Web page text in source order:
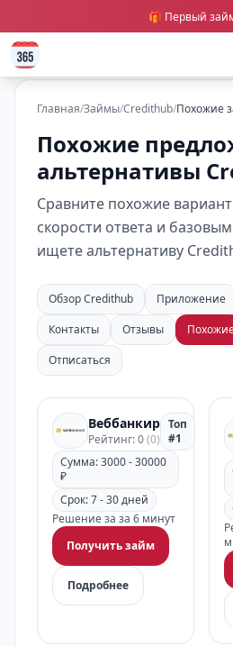
🎁 Первый
Главная/Займы/Credithub/Похожие
Похожие
альтернативы
Сравните похожие
скорости ответа и
ищете альтернативу
Обзор Credithub Приложение
Контакты
Отзывы
Отписаться
Веббанкир
Рейтинг: 0(0)
Топ
#1
Сумма: 3000 - 30000
₽
Срок: 7 - 30 дней
Решение за за 6 минут
Получить займ
Подробнее